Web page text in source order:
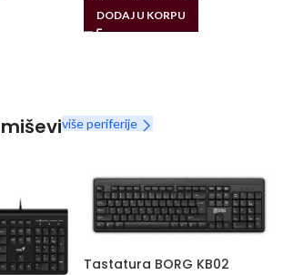
DODAJ U KORPU
više periferije
Tastatura BORG KB02